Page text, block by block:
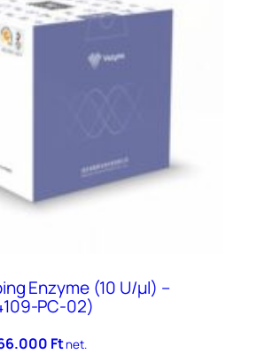
Enzyme (10 U/μl) –
PC-02)
FtCurrent
net.